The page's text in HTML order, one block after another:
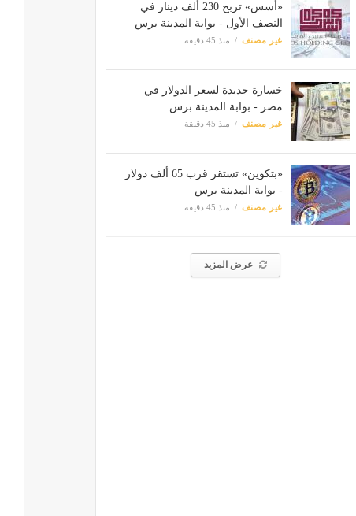
«أُسس» تربح 230 ألف دينار في
النصف الأول - بوابة المدينة برس
غير مصنف منذ 45 دقيقة
خسارة جديدة لسعر الدولار في
مصر - بوابة المدينة برس
غير مصنف منذ 45 دقيقة
«بتكوين» تستقر قرب 65 ألف دولار
- بوابة المدينة برس
غير مصنف منذ 45 دقيقة
عرض المزيد